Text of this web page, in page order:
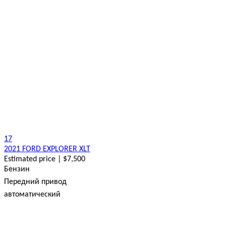
17
2021 FORD EXPLORER XLT
Estimated price | $7,500
Бензин
Передний привод
автоматический